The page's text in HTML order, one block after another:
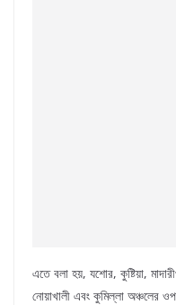
এতে বলা হয়, যশোর, কুষ্টিয়া,
নোয়াখালী এবং কুমিল্লা অঞ্চলের